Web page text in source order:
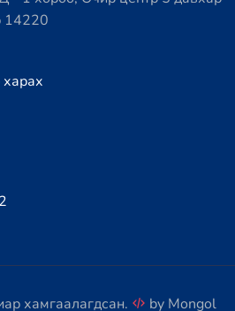
14220
хамгаалагдсан. by Mongol